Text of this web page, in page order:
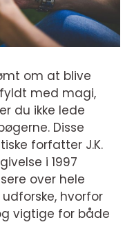
om at blive
med magi,
du ikke lede
Disse
forfatter J.K.
i 1997
over hele
hvorfor
vigtige for både